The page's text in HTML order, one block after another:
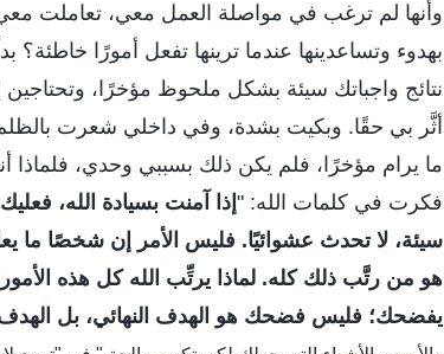
وأنها لم ترغب في مواصلة العمل معي، تعاملت
بهدوء وتساعدينها عندما ترينها تفعل أمورًا خاطئة؟
نتائج واجباتك سيئة بشكل ملحوظ مؤخرًا، وتحتاجين
أثَّر بي حقًا. وبكيت بشدة، وفي داخلي شعرت
ما يرام مؤخرًا، فلم يكن ذلك بسببي وحدي، فلماذا
فكرت في كلمات الله: " إذا آمنت بسيادة الله،
سيئة، لا تحدث عشوائيًا. فليس الأمر إن شخصًا ما
هو من رتَّب ذلك كله. لماذا يرتِّب الله كل هذه
يفضحك؛ فليس فضحك هو الهدف النهائي، بل